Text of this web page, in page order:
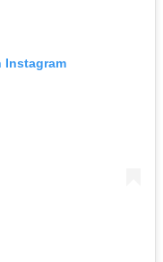
Instagram